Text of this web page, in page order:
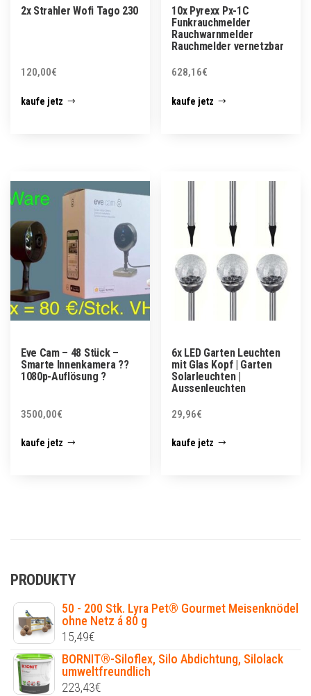
2x Strahler Wofi Tago 230
120,00€
kaufe jetz
10x Pyrexx Px-1C
Funkrauchmelder
Rauchwarnmelder
Rauchmelder vernetzbar
628,16€
kaufe jetz
Eve Cam – 48 Stück –
Smarte Innenkamera ??
1080p-Auflösung ?
3500,00€
kaufe jetz
6x LED Garten Leuchten
mit Glas Kopf | Garten
Solarleuchten |
Aussenleuchten
29,96€
kaufe jetz
PRODUKTY
50 - 200 Stk. Lyra Pet® Gourmet Meisenknödel
ohne Netz á 80 g
15,49€
BORNIT®-Siloflex, Silo Abdichtung, Silolack
umweltfreundlich
223,43€